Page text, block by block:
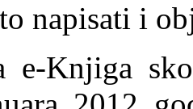
napisati i
e-Knjiga